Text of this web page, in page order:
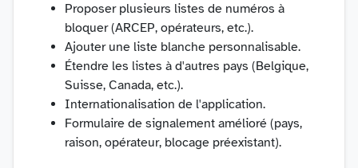
Proposer plusieurs listes de numéros à
bloquer (ARCEP, opérateurs, etc.).
Ajouter une liste blanche personnalisable.
Étendre les listes à d'autres pays (Belgique,
Suisse, Canada, etc.).
Internationalisation de l'application.
Formulaire de signalement amélioré (pays,
raison, opérateur, blocage préexistant).